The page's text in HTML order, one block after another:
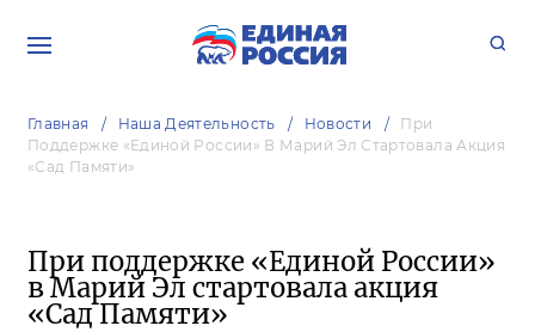
Главная Наша Деятельность Новости
При
Поддержке «Единой России» В Марий Эл Стартовала Акция
«Сад Памяти»
При поддержке «Единой России»
в Марий Эл стартовала акция
«Сад Памяти»